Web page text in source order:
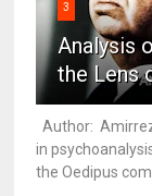
3
Analysis
the Lens
Author:
in
the Oedipus